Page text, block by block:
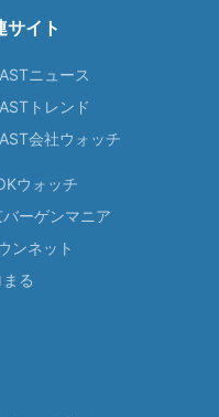
サイト
ニュース
トレンド
会社ウォッチ
ウォッチ
ーゲンマニア
ンネット
る